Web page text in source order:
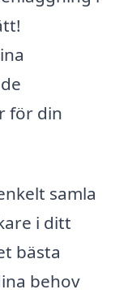
för din
samla
i ditt
bästa
behov